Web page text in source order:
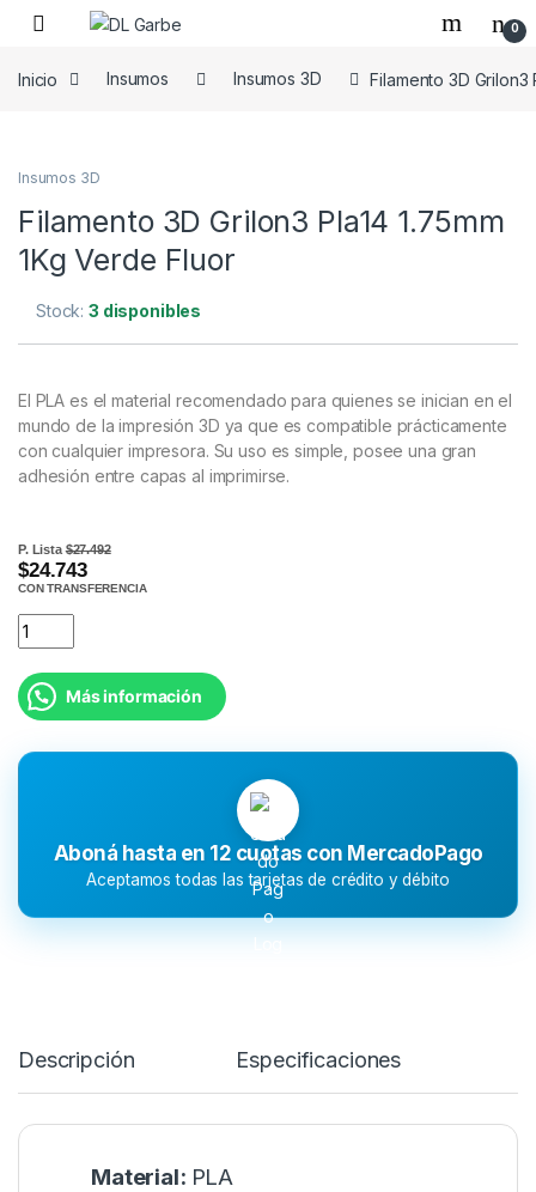
0
Inicio Insumos Insumos 3D Filamento 3D Grilon3
Insumos 3D
Filamento 3D Grilon3 Pla14 1.75mm
1Kg Verde Fluor
Stock:3 disponibles
El PLA es el material recomendado para quienes se inician en el
mundo de la impresión 3D ya que es compatible prácticamente
con cualquier impresora. Su uso es simple, posee una gran
adhesión entre capas al imprimirse.
P. Lista$27.492
$24.743
CON TRANSFERENCIA
Más información
Aboná hasta en 12 cuotas con MercadoPago
Aceptamos todas las tarjetas de crédito y débito
Descripción Especificaciones
Material: PLA